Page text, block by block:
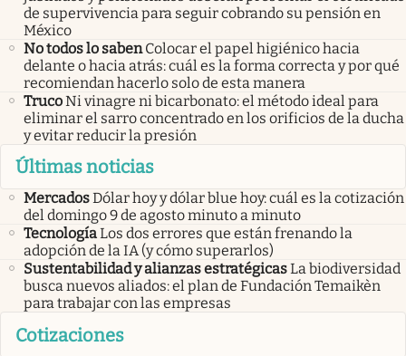
de supervivencia para seguir cobrando su pensión en
México
No todos lo saben Colocar el papel higiénico hacia
delante o hacia atrás: cuál es la forma correcta y por qué
recomiendan hacerlo solo de esta manera
TrucoNi vinagre ni bicarbonato: el método ideal para
eliminar el sarro concentrado en los orificios de la ducha
y evitar reducir la presión
Últimas noticias
MercadosDólar hoy y dólar blue hoy: cuál es la cotización
del domingo 9 de agosto minuto a minuto
TecnologíaLos dos errores que están frenando la
adopción de la IA (y cómo superarlos)
Sustentabilidad y alianzas estratégicasLa biodiversidad
busca nuevos aliados: el plan de Fundación Temaikèn
para trabajar con las empresas
Cotizaciones